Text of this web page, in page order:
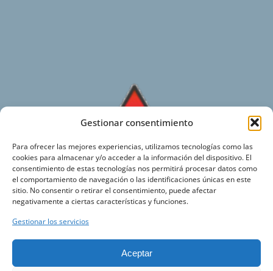
Gestionar consentimiento
Para ofrecer las mejores experiencias, utilizamos tecnologías como las
cookies para almacenar y/o acceder a la información del dispositivo. El
consentimiento de estas tecnologías nos permitirá procesar datos como
el comportamiento de navegación o las identificaciones únicas en este
sitio. No consentir o retirar el consentimiento, puede afectar
negativamente a ciertas características y funciones.
Gestionar los servicios
Aceptar
Fundiciones Humanes
Inicio
Sobre nosotros
Contacto